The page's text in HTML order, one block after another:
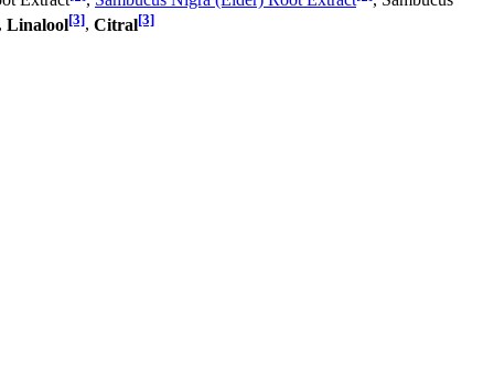
, Linalool[3], Citral[3]